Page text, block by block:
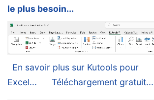
le plus besoin...
En savoir plus sur Kutools pour
Excel...
Téléchargement gratuit...